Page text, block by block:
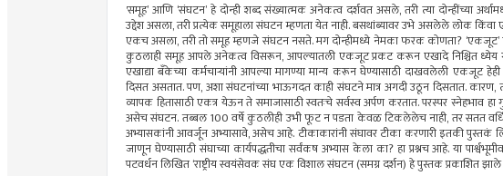
'समूह‌’ आणि ‌‘संघटन‌’ हे दोन्ही शब्द संख्यात्मक अनेकत्व दर्शवत असले, तरी त्या दोन्हींच्या
उद्देश असला, तरी प्रत्येक समूहाला संघटन म्हणता येत नाही. बसथांब्यावर उभे असलेले लोक किंवा
एकच असला, तरी तो समूह म्हणजे संघटन नसते. मग दोन्हीमध्ये नेमका फरक कोणता?
कुठलाही समूह आपले अनेकत्व विसरून, आपल्यातली एकजूट प्रकट करून एखादे निश्चित ध्येय
एखाद्या बँकेच्या कर्मचाऱ्यांनी आपल्या मागण्या मान्य करून घेण्यासाठी दाखवलेली एकजूट
दिसत असतात. पण, अशा संघटनांच्या भाऊगदत काही संघटने मात्र अगदी उठून दिसतात. कारण,
व्यापक हितासाठी एकत्र येऊन ते समाजासाठी स्वतःचे सर्वस्व अर्पण करतात. परस्पर स्नेहभाव
असेच संघटन. तब्बल 100 वर्षे कुठलीही उभी फूट न पडता केवळ टिकलेलेच नाही, तर सतत
अभ्यासकांनी आवर्जून अभ्यासावे, असेच आहे. टीकाकारांनी संघावर टीका करणारी इतकी पुस्तकं
जाणून घेण्यासाठी संघाच्या कार्यपद्धतीचा सर्वंकष अभ्यास केला का? हा प्रश्नच आहे. या
पटवर्धन लिखित ‌‘राष्ट्रीय स्वयंसेवक संघ एक विशाल संघटन (समग्र दर्शन) हे पुस्तक प्रकाशित झाले